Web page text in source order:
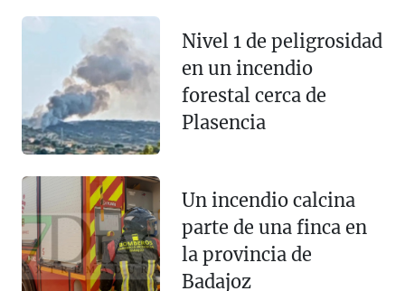
Nivel 1 de peligrosidad
en un incendio
forestal cerca de
Plasencia
Un incendio calcina
parte de una finca en
la provincia de
Badajoz